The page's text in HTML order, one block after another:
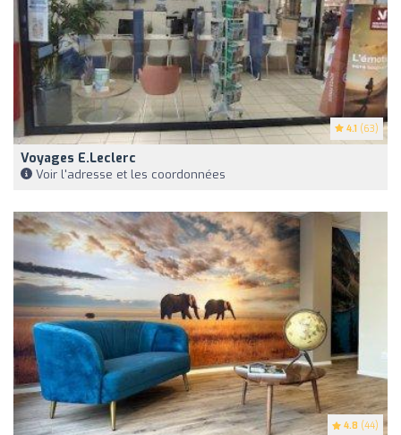
4.1 (63)
Voyages E.Leclerc
Voir l'adresse et les coordonnées
4.8 (44)